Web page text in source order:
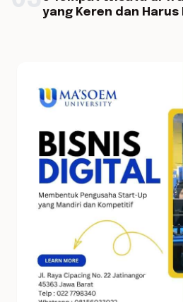
yang Keren dan Harus